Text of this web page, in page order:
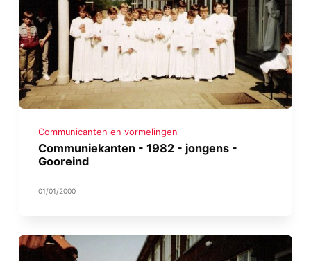
Communicanten en vormelingen
Communiekanten - 1982 - jongens -
Gooreind
01/01/2000